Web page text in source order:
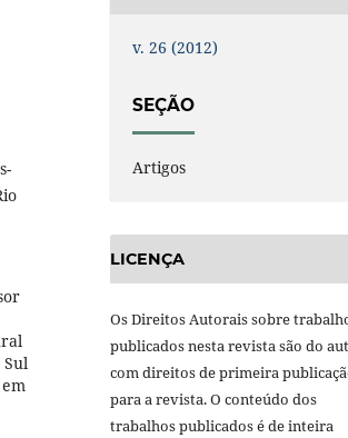
v. 26 (2012)
SEÇÃO
Artigos
LICENÇA
Os Direitos Autorais sobre
publicados nesta revista são do
com direitos de primeira
para a revista. O conteúdo dos
trabalhos publicados é de inteira